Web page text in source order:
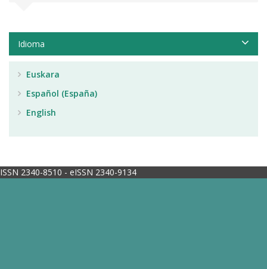
Idioma
Euskara
Español (España)
English
ISSN 2340-8510 - eISSN 2340-9134